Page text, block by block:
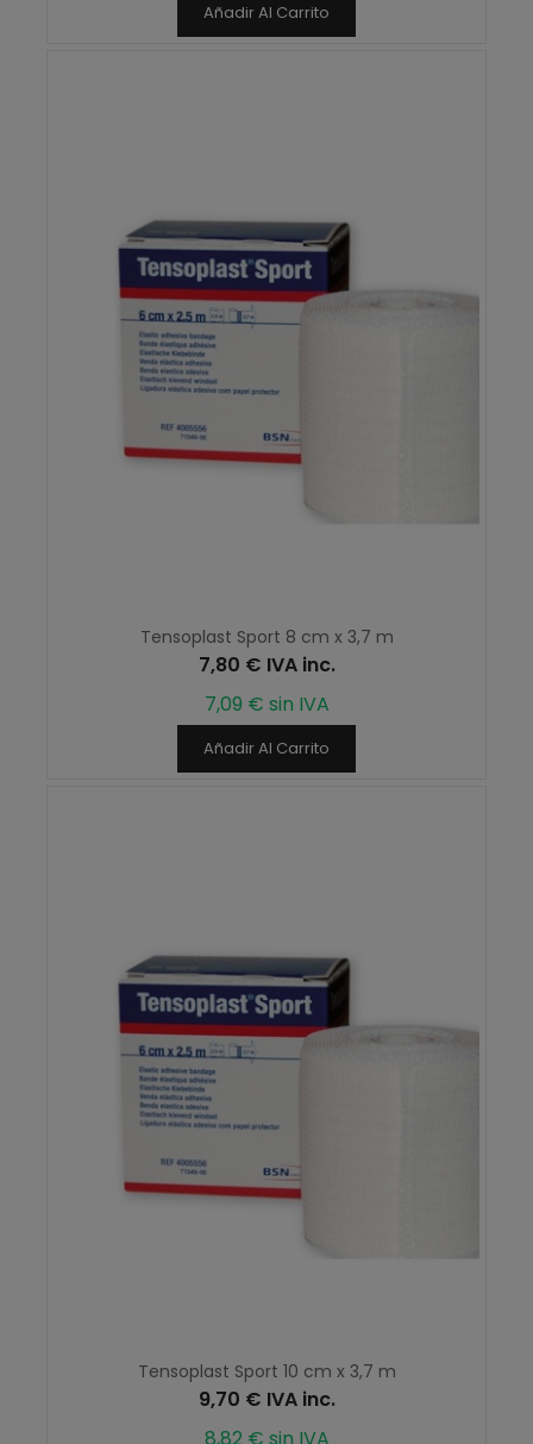
Añadir Al Carrito
Tensoplast Sport 8 cm x 3,7 m
7,80 € IVA inc.
7,09 € sin IVA
Añadir Al Carrito
Tensoplast Sport 10 cm x 3,7 m
9,70 € IVA inc.